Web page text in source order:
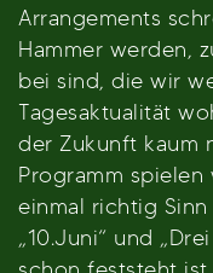
Arrangements
Hammer werden,
bei sind, die wir
Tagesaktualität
der Zukunft kaum
Programm
einmal richtig
„10.Juni“ und